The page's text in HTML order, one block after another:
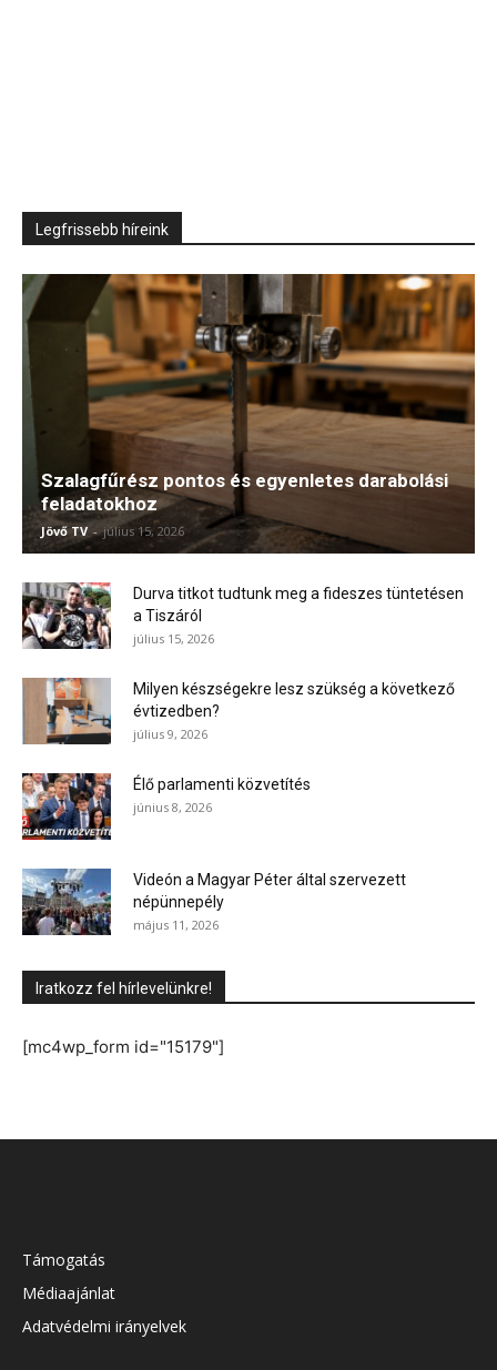
Legfrissebb híreink
Szalagfűrész pontos és egyenletes darabolási
feladatokhoz
Jövő TV - július 15, 2026
Durva titkot tudtunk meg a fideszes tüntetésen
a Tiszáról
július 15, 2026
Milyen készségekre lesz szükség a következő
évtizedben?
július 9, 2026
Élő parlamenti közvetítés
június 8, 2026
Videón a Magyar Péter által szervezett
népünnepély
május 11, 2026
Iratkozz fel hírlevelünkre!
[mc4wp_form id="15179"]
Támogatás
Médiaajánlat
Adatvédelmi irányelvek